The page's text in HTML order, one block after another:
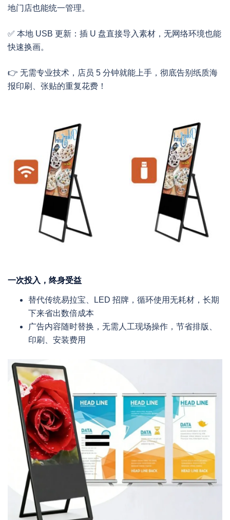
地门店也能统一管理。
✅ 本地 USB 更新：插 U 盘直接导入素材，无网络环境也能
快速换画。
👉 无需专业技术，店员 5 分钟就能上手，彻底告别纸质海
报印刷、张贴的重复花费！
一次投入，终身受益
替代传统易拉宝、LED 招牌，循环使用无耗材，长期
下来省出数倍成本
广告内容随时替换，无需人工现场操作，节省排版、
印刷、安装费用